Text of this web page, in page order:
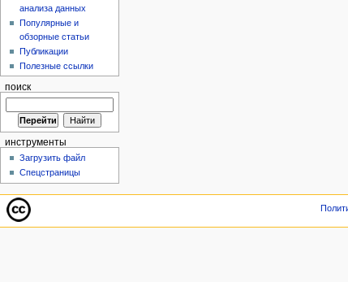
анализа данных
Популярные и
обзорные статьи
Публикации
Полезные ссылки
поиск
инструменты
Загрузить файл
Спецстраницы